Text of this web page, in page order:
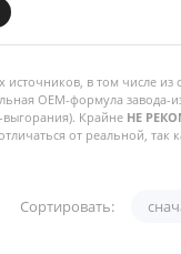
в том числе
OEM-формула завода-
Крайне НЕ
от реальной,
Сортировать: